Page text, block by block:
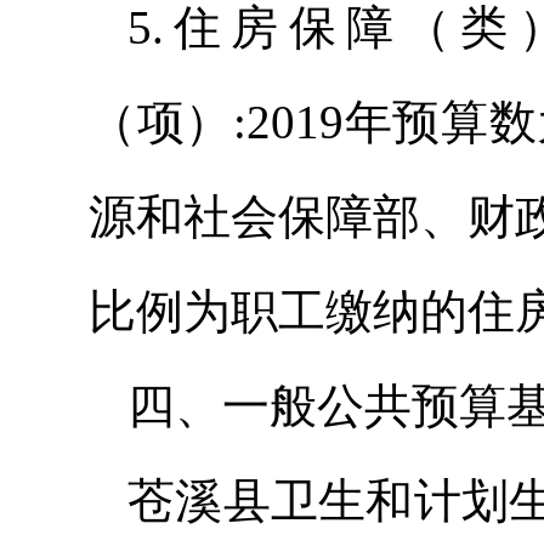
5.住房保障（类
（项）:2019年预算
源和社会保障部、财
比例为职工缴纳的住
四、一般公共预算
苍溪县卫生和计划